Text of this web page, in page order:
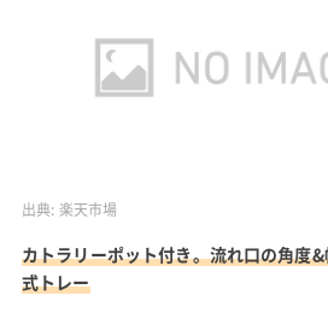
出典: 楽天市場
カトラリーポット付き。流れ口の角度
式トレー